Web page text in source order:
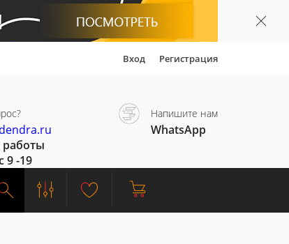
Вход Регистрация
9 -19
Напишите нам
WhatsApp